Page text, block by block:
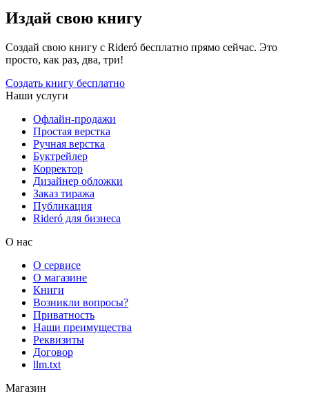
Издай свою книгу
Создай свою книгу с Rideró бесплатно прямо сейчас. Это
просто, как раз, два, три!
Создать книгу бесплатно
Наши услуги
Офлайн-продажи
Простая верстка
Ручная верстка
Буктрейлер
Корректор
Дизайнер обложки
Заказ тиража
Публикация
Rideró для бизнеса
О нас
О сервисе
О магазине
Книги
Возникли вопросы?
Приватность
Наши преимущества
Реквизиты
Договор
llm.txt
Магазин